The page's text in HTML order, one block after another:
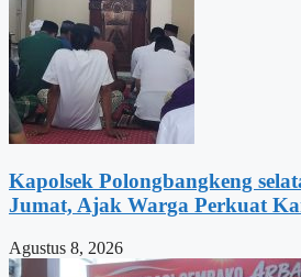
Kapolsek Polongbangkeng
Jumat, Ajak Warga Perkuat
Agustus 8, 2026